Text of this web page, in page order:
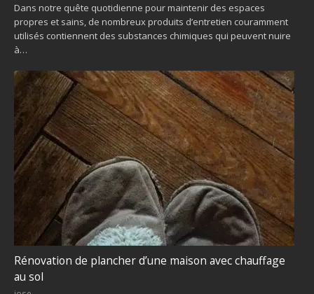
Dans notre quête quotidienne pour maintenir des espaces
propres et sains, de nombreux produits d’entretien couramment
utilisés contiennent des substances chimiques qui peuvent nuire
à…
Rénovation de plancher d’une maison avec chauffage
au sol